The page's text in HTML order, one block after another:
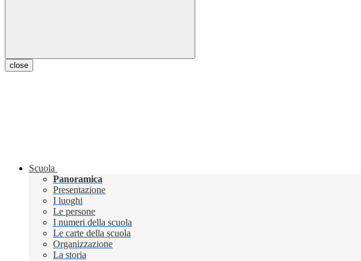
close
Scuola
Panoramica
Presentazione
I luoghi
Le persone
I numeri della scuola
Le carte della scuola
Organizzazione
La storia